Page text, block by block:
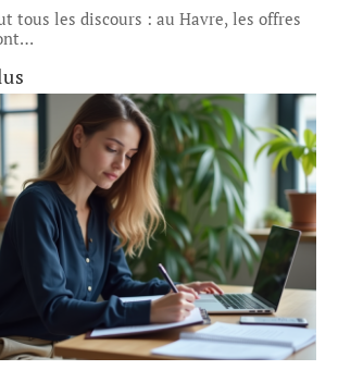
tous les discours : au Havre, les offres
…